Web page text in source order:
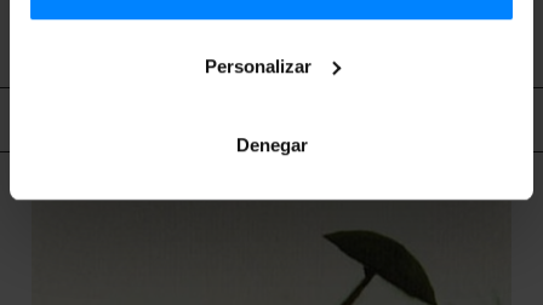
Personalizar
Denegar